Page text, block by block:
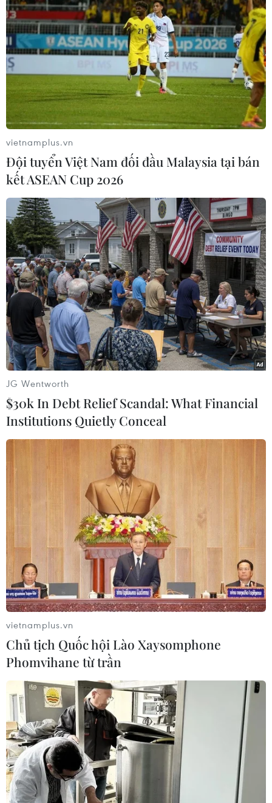
#Siêu Thị #Khuyến Mãi #Quà Tặng
#Mỹ Phẩm
#Tiêu Dùng
#May Mặc #Thực Phẩm TP. Hà Nội
Theo dõi VietnamPlus
TIN LIÊN QUAN
Sôi động thị trường hoa tươi và quà tặng
ngày Valentine
12/02/2023 10:05
Anh Nguyễn Quang Anh, chủ cửa hàng vàng ở phố
Hàng Bạc, quận Hoàn Kiếm, Hà Nội, cho biết dịp Lễ
Tình nhân này, khách đến cửa hàng đặt hàng hoa hồng
mạ vàng, có giá từ 2,5 đến 3 triệu đồng/bông.
vietnamplus.vn
Đội tuyển Việt Nam đối đầu Malaysia tại bán
kết ASEAN Cup 2026
JG Wentworth
$30k In Debt Relief Scandal: What Financial
Institutions Quietly Conceal
vietnamplus.vn
Chủ tịch Quốc hội Lào Xaysomphone
Phomvihane từ trần